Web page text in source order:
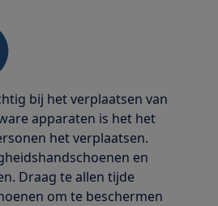
bij het verplaatsen van
apparaten is het het
het verplaatsen.
en
Draag te allen tijde
om te beschermen